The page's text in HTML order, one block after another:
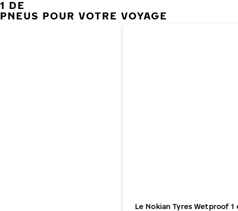
1 DE
PNEUS POUR VOTRE VOYAGE
Le Nokian Tyres Wetproof